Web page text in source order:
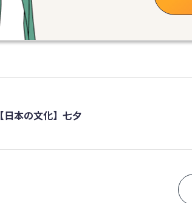
【日本の文化】七夕